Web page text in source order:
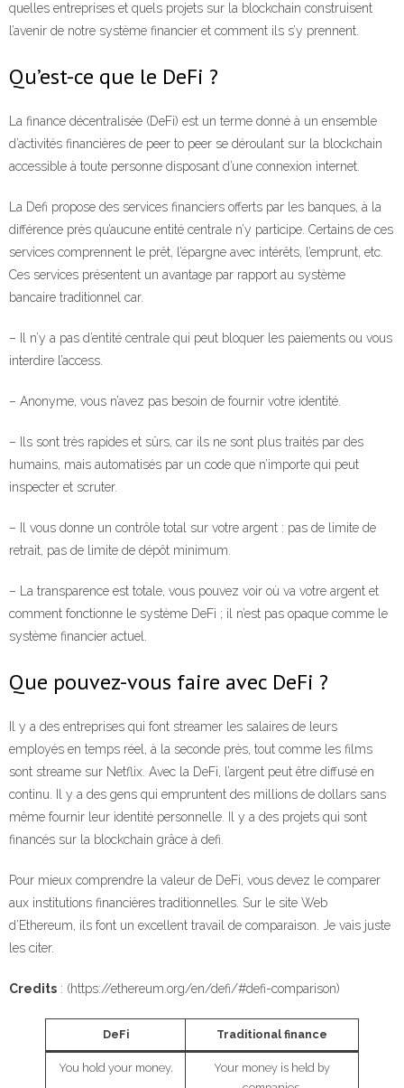
quelles entreprises et quels projets sur la blockchain construisent
l’avenir de notre système financier et comment ils s’y prennent.
Qu’est-ce que le DeFi ?
La finance décentralisée (DeFi) est un terme donné à un ensemble
d’activités financières de peer to peer se déroulant sur la blockchain
accessible à toute personne disposant d’une connexion internet.
La Defi propose des services financiers offerts par les banques, à la
différence près qu’aucune entité centrale n’y participe. Certains de ces
services comprennent le prêt, l’épargne avec intérêts, l’emprunt, etc.
Ces services présentent un avantage par rapport au système
bancaire traditionnel car.
– Il n’y a pas d’entité centrale qui peut bloquer les paiements ou vous
interdire l’access.
– Anonyme, vous n’avez pas besoin de fournir votre identité.
– Ils sont très rapides et sûrs, car ils ne sont plus traités par des
humains, mais automatisés par un code que n’importe qui peut
inspecter et scruter.
– Il vous donne un contrôle total sur votre argent : pas de limite de
retrait, pas de limite de dépôt minimum.
– La transparence est totale, vous pouvez voir où va votre argent et
comment fonctionne le système DeFi ; il n’est pas opaque comme le
système financier actuel.
Que pouvez-vous faire avec DeFi ?
Il y a des entreprises qui font streamer les salaires de leurs
employés en temps réel, à la seconde près, tout comme les films
sont streame sur Netflix. Avec la DeFi, l’argent peut être diffusé en
continu. Il y a des gens qui empruntent des millions de dollars sans
même fournir leur identité personnelle. Il y a des projets qui sont
financés sur la blockchain grâce à defi.
Pour mieux comprendre la valeur de DeFi, vous devez le comparer
aux institutions financières traditionnelles. Sur le site Web
d’Ethereum, ils font un excellent travail de comparaison. Je vais juste
les citer.
Credits : (https://ethereum.org/en/defi/#defi-comparison)
DeFi Traditional finance
You hold your money.
Your money is held by